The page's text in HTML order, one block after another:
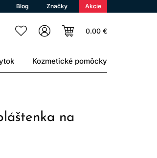
Blog Značky Akcie
0.00 €
Kozmetické pomôcky
na